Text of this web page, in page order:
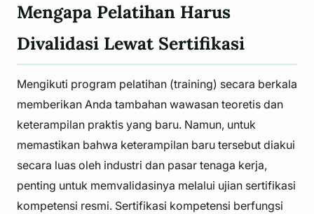
Mengapa Pelatihan Harus
Divalidasi Lewat Sertifikasi
Mengikuti program pelatihan (training) secara berkala
memberikan Anda tambahan wawasan teoretis dan
keterampilan praktis yang baru. Namun, untuk
memastikan bahwa keterampilan baru tersebut diakui
secara luas oleh industri dan pasar tenaga kerja,
penting untuk memvalidasinya melalui ujian sertifikasi
kompetensi resmi. Sertifikasi kompetensi berfungsi